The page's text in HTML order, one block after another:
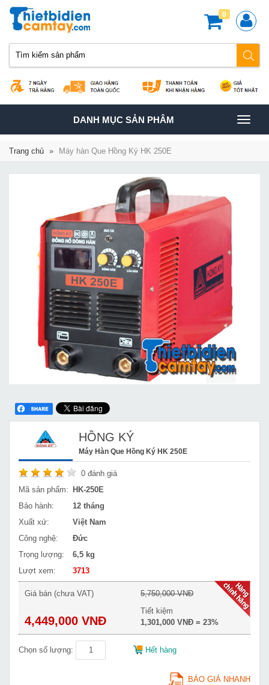
0
TOGGLE
NAVIGATION
DANH MỤC SẢN PHÂM
Trang chủ » Máy hàn Que Hồng Ký HK 250E
HỒNG KÝ
Máy Hàn Que Hồng Ký HK 250E
0 đánh giá
Mã sản phẩm:
HK-250E
Bảo hành:
12 tháng
Xuất xứ:
Việt Nam
Công nghệ:
Đức
Trọng lượng:
6,5 kg
Lượt xem:
3713
Giá bán (chưa VAT)
4,449,000 VNĐ
5,750,000 VNĐ
Tiết kiệm
1,301,000 VNĐ = 23%
Chọn số lượng: Hết hàng
BÁO GIÁ NHANH